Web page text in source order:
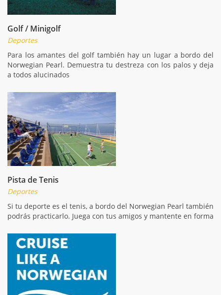
Golf / Minigolf
Deportes
Para los amantes del golf también hay un lugar a bordo del
Norwegian Pearl. Demuestra tu destreza con los palos y deja
a todos alucinados
Pista de Tenis
Deportes
Si tu deporte es el tenis, a bordo del Norwegian Pearl también
podrás practicarlo. Juega con tus amigos y mantente en forma